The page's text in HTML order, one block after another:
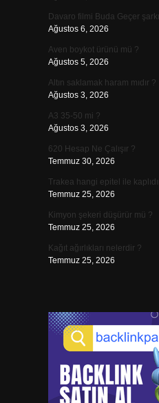
Davaro filmi Buda Geçer
Ağustos 6, 2026
Aven boykot ürünü mü ?
Ağustos 5, 2026
Altın saklamak haram mıdır ?
Ağustos 3, 2026
A3 35-50 mi ?
Ağustos 3, 2026
620 Hesap Ne Çalışır ?
Temmuz 30, 2026
Trakea hangi epitel ile
Temmuz 25, 2026
Kimyon şekeri düşürür mü ?
Temmuz 25, 2026
Kağıt ağırlıkları nelerdir ?
Temmuz 25, 2026